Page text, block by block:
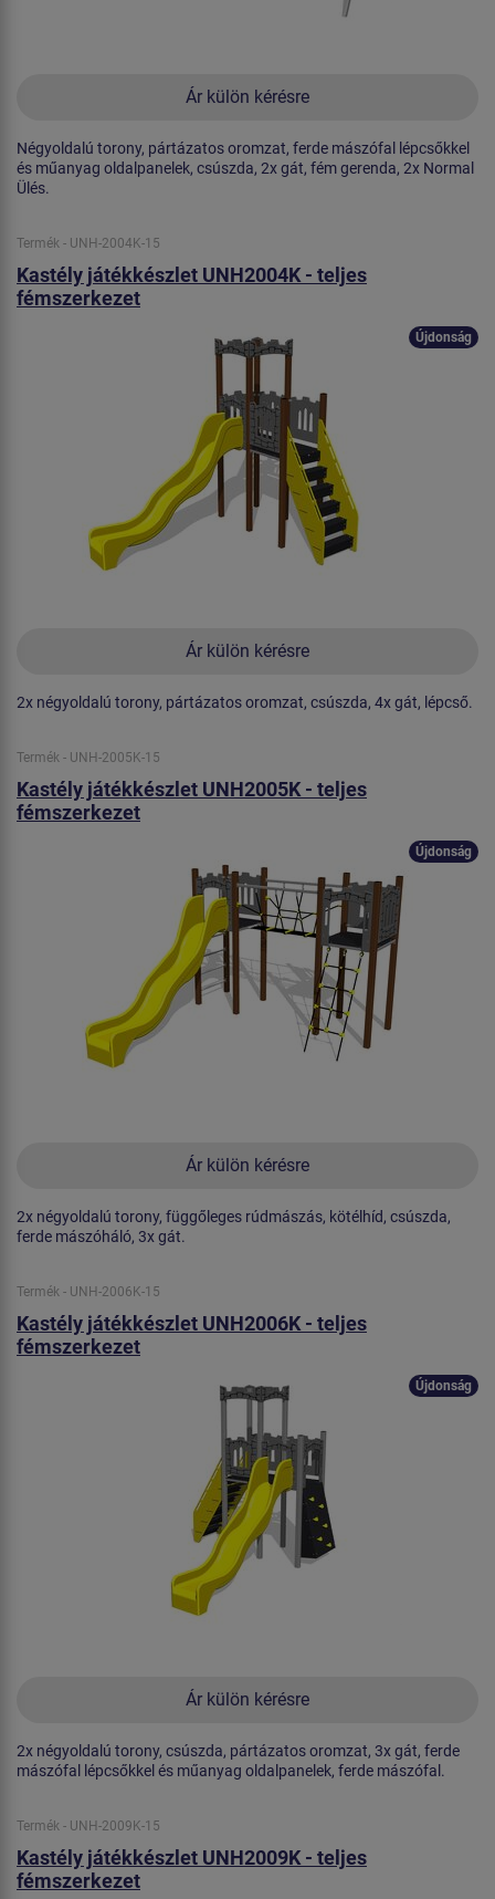
Ár külön kérésre
Négyoldalú torony, pártázatos oromzat, ferde mászófal lépcsőkkel
és műanyag oldalpanelek, csúszda, 2x gát, fém gerenda, 2x Normal
Ülés.
Termék - UNH-2004K-15
Kastély játékkészlet UNH2004K - teljes
fémszerkezet
Ár külön kérésre
Újdonság
2x négyoldalú torony, pártázatos oromzat, csúszda, 4x gát, lépcső.
Termék - UNH-2005K-15
Kastély játékkészlet UNH2005K - teljes
fémszerkezet
Ár külön kérésre
Újdonság
2x négyoldalú torony, függőleges rúdmászás, kötélhíd, csúszda,
ferde mászóháló, 3x gát.
Termék - UNH-2006K-15
Kastély játékkészlet UNH2006K - teljes
fémszerkezet
Ár külön kérésre
Újdonság
2x négyoldalú torony, csúszda, pártázatos oromzat, 3x gát, ferde
mászófal lépcsőkkel és műanyag oldalpanelek, ferde mászófal.
Termék - UNH-2009K-15
Kastély játékkészlet UNH2009K - teljes
fémszerkezet